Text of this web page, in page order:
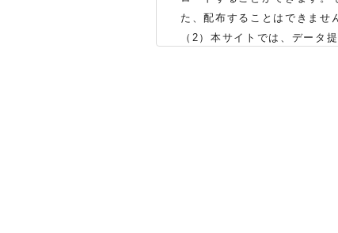
た、配布することはできませ
（2）本サイトでは、データ
体の生産中止などの理由に
（※）みまもりほっとライン